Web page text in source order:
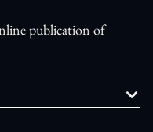
publication of